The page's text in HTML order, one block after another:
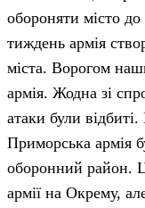
обороняти місто
тиждень армія
міста. Ворогом
армія. Жодна зі
атаки були
Приморська армія
оборонний район.
армії на Окрему,